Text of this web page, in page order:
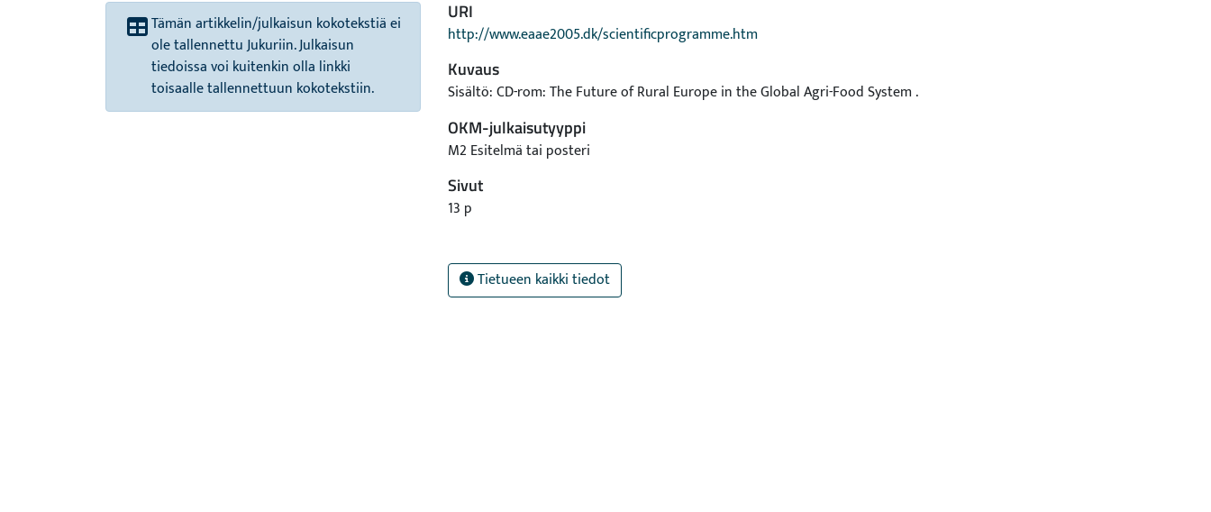
Tämän artikkelin/julkaisun kokotekstiä ei
ole tallennettu Jukuriin. Julkaisun
tiedoissa voi kuitenkin olla linkki
toisaalle tallennettuun kokotekstiin.
URI
http://www.eaae2005.dk/scientificprogramme.htm
Kuvaus
Sisältö: CD-rom: The Future of Rural Europe in the Global Agri-Food System .
OKM-julkaisutyyppi
M2 Esitelmä tai posteri
Sivut
13 p
Tietueen kaikki tiedot